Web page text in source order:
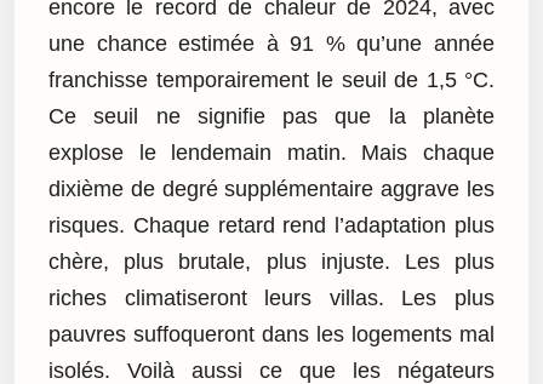
encore le record de chaleur de 2024, avec
une chance estimée à 91 % qu’une année
franchisse temporairement le seuil de 1,5 °C.
Ce seuil ne signifie pas que la planète
explose le lendemain matin. Mais chaque
dixième de degré supplémentaire aggrave les
risques. Chaque retard rend l’adaptation plus
chère, plus brutale, plus injuste. Les plus
riches climatiseront leurs villas. Les plus
pauvres suffoqueront dans les logements mal
isolés. Voilà aussi ce que les négateurs